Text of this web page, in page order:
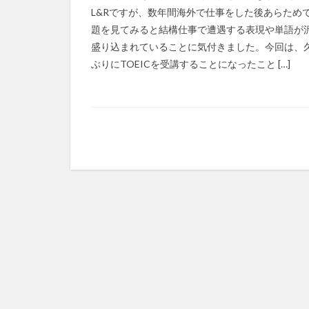
L&Rですが、数年間海外で仕事をした後あらため
題を見てみると結構仕事で遭遇する表現や単語が
盛り込まれていることに気付きました。今回は、
ぶりにTOEICを受講することになったこと […]